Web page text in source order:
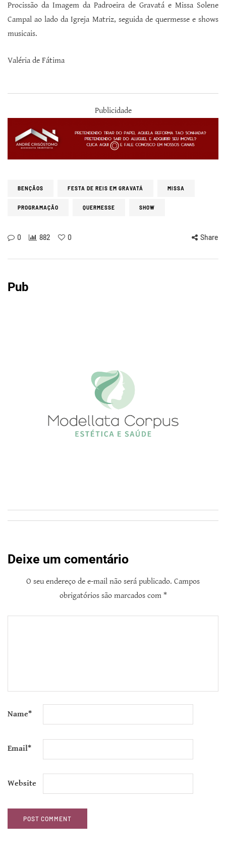
Procissão da Imagem da Padroeira de Gravatá e Missa Solene
Campal ao lado da Igreja Matriz, seguida de quermesse e shows
musicais.
Valéria de Fátima
Publicidade
BENÇÃOS FESTA DE REIS EM GRAVATÁ MISSA
PROGRAMAÇÃO QUERMESSE SHOW
0 882 0 Share
Pub
Deixe um comentário
O seu endereço de e-mail não será publicado. Campos
obrigatórios são marcados com *
Name*
Email*
Website